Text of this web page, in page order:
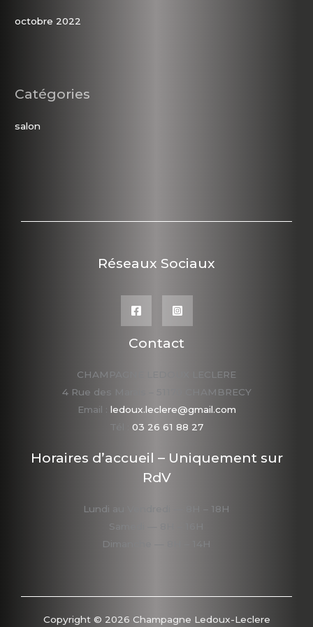
octobre 2022
Catégories
salon
Réseaux Sociaux
Contact
CHAMPAGNE LEDOUX LECLERE
4 Rue des Marais – 51170 CHAMBRECY
Email : ledoux.leclere@gmail.com
Tél : 03 26 61 88 27
Horaires d’accueil – Uniquement sur
RdV
Lundi au Vendredi — 8H – 18H
Samedi — 8H – 16H
Dimanche — 8H – 14H
Copyright © 2026 Champagne Ledoux-Leclere